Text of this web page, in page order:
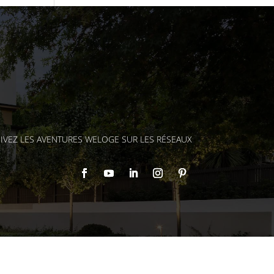
LES AVENTURES WELOGE SUR LES RÉSEAUX